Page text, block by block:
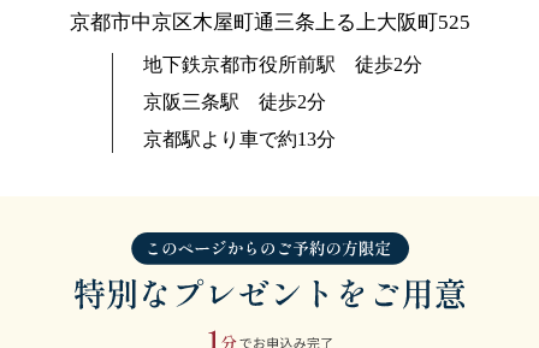
京都市中京区木屋町通三条上る上大阪町525
地下鉄京都市役所前駅 徒歩2分
京阪三条駅 徒歩2分
京都駅より車で約13分